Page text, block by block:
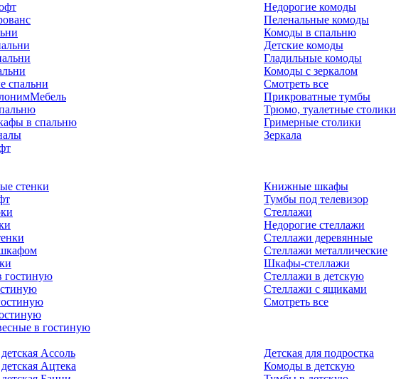
спальни
в спальню
Недорогие комоды
Пеленальные комоды
Комоды в спальню
Детские комоды
Гладильные комоды
Комоды с зеркалом
Смотреть все
Прикроватные тумбы
Трюмо, туалетные столики
Гримерные столики
Зеркала
стенки
гостиную
в гостиную
Книжные шкафы
Тумбы под телевизор
Стеллажи
Недорогие стеллажи
Стеллажи деревянные
Стеллажи металлические
Шкафы-стеллажи
Стеллажи в детскую
Стеллажи с ящиками
Смотреть все
Ассоль
Ацтека
Детская для подростка
Комоды в детскую